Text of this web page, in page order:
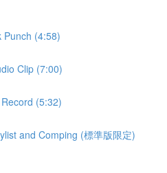
Punch (4:58)
Clip (7:00)
(5:32)
and Comping (標準版限定)